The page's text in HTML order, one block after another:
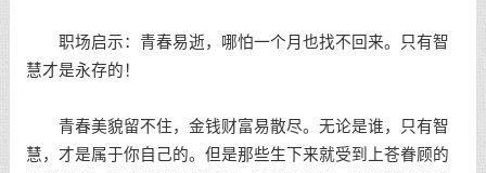
职场启示：青春易逝，哪怕一个月也找不回来。只有智
慧才是永存的！
青春美貌留不住，金钱财富易散尽。无论是谁，只有智
慧，才是属于你自己的。但是那些生下来就受到上苍眷顾的